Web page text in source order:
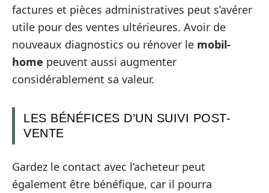
factures et pièces administratives peut s’avérer
utile pour des ventes ultérieures. Avoir de
nouveaux diagnostics ou rénover le mobil-
home peuvent aussi augmenter
considérablement sa valeur.
LES BÉNÉFICES D’UN SUIVI POST-
VENTE
Gardez le contact avec l’acheteur peut
également être bénéfique, car il pourra